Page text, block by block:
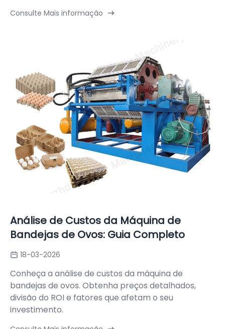
Consulte Mais informação
Análise de Custos da Máquina de
Bandejas de Ovos: Guia Completo
18-03-2026
Conheça a análise de custos da máquina de
bandejas de ovos. Obtenha preços detalhados,
divisão do ROI e fatores que afetam o seu
investimento.